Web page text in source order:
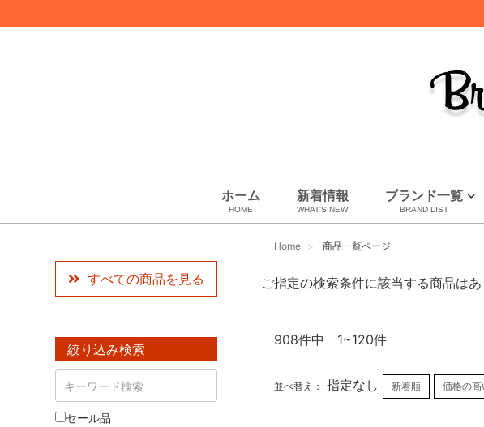
ホーム
HOME
新着情報
WHAT'S NEW
ブランド一覧
BRAND LIST
ルイヴィトン
エルメス
シャネル
全てのブランドを
スカーフ・マフラー
コート、上着
ギフトラッピング
USED Hermès
USED other
USED CHANEL
バッグ＆ポーチ
アロマ＆フレグランス
Home 商品一覧ページ
すべての商品を見る
絞り込み検索
セール品
ご指定の検索条件に該当する商品はあ
908件中 1~120件
並べ替え： 指定なし 新着順 価格の高